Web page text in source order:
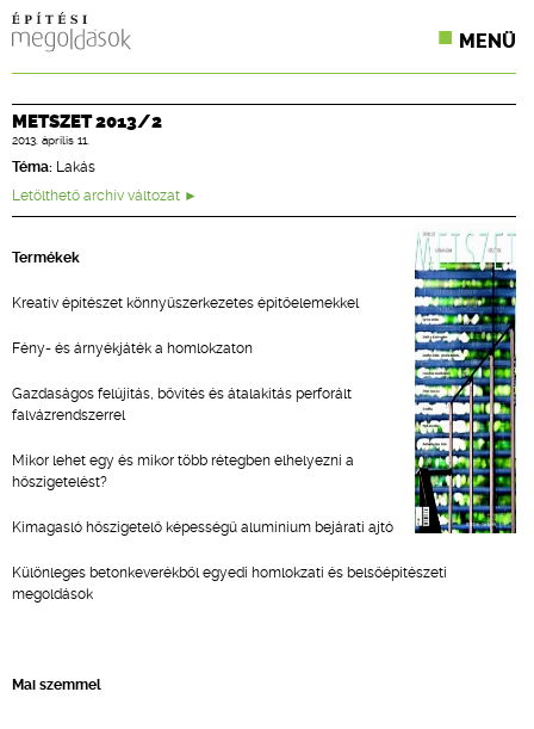
MENÜ
CPR TERMÉKKIÍRÁS
ONLINE KÉPZÉSEK
TERVEZÉSI SEGÉDLETEK
METSZET 2013/2
2013. április 11.
Téma: Lakás
Letölthető archív változat
Termékek
Kreatív építészet könnyűszerkezetes építőelemekkel
Fény- és árnyékjáték a homlokzaton
Gazdaságos felújítás, bővítés és átalakítás perforált
falvázrendszerrel
Mikor lehet egy és mikor több rétegben elhelyezni a
hőszigetelést?
Kimagasló hőszigetelő képességű alumínium bejárati ajtó
Különleges betonkeverékből egyedi homlokzati és belsőépítészeti
megoldások
Mai szemmel